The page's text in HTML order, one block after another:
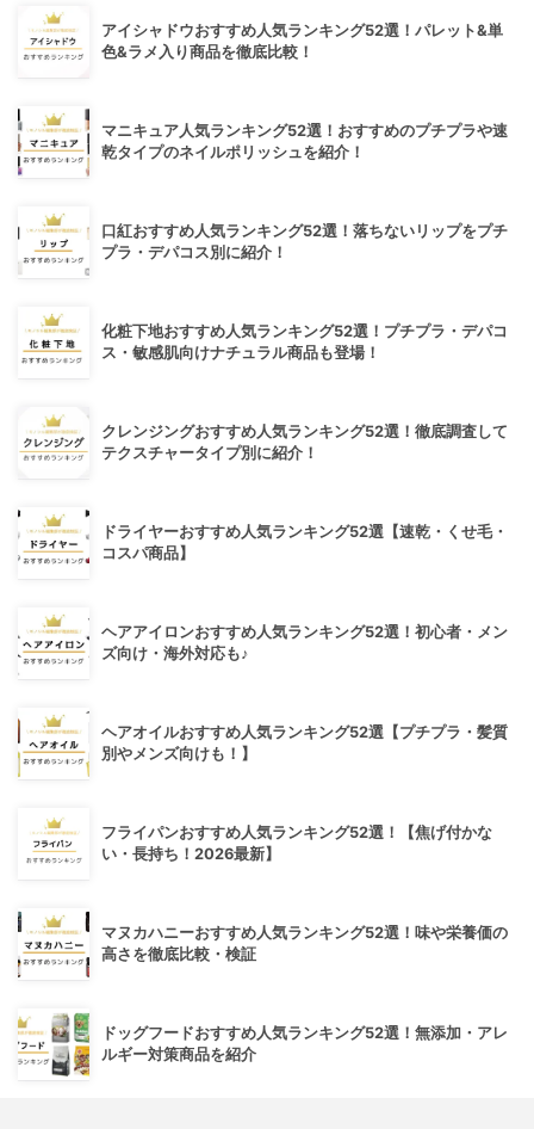
アイシャドウおすすめ人気ランキング52選！パレット&単
色&ラメ入り商品を徹底比較！
マニキュア人気ランキング52選！おすすめのプチプラや速
乾タイプのネイルポリッシュを紹介！
口紅おすすめ人気ランキング52選！落ちないリップをプチ
プラ・デパコス別に紹介！
化粧下地おすすめ人気ランキング52選！プチプラ・デパコ
ス・敏感肌向けナチュラル商品も登場！
クレンジングおすすめ人気ランキング52選！徹底調査して
テクスチャータイプ別に紹介！
ドライヤーおすすめ人気ランキング52選【速乾・くせ毛・
コスパ商品】
ヘアアイロンおすすめ人気ランキング52選！初心者・メン
ズ向け・海外対応も♪
ヘアオイルおすすめ人気ランキング52選【プチプラ・髪質
別やメンズ向けも！】
フライパンおすすめ人気ランキング52選！【焦げ付かな
い・長持ち！2026最新】
マヌカハニーおすすめ人気ランキング52選！味や栄養価の
高さを徹底比較・検証
ドッグフードおすすめ人気ランキング52選！無添加・アレ
ルギー対策商品を紹介